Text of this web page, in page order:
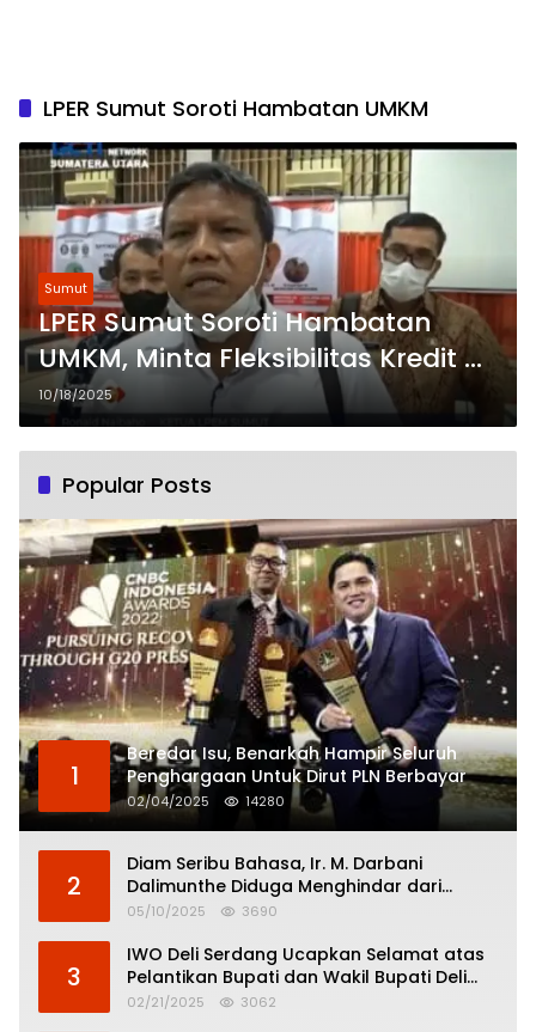
LPER Sumut Soroti Hambatan UMKM
Sumut
LPER Sumut Soroti Hambatan
UMKM, Minta Fleksibilitas Kredit di
Bank HIMBARA
10/18/2025
Popular Posts
1
Beredar Isu, Benarkah Hampir Seluruh
Penghargaan Untuk Dirut PLN Berbayar
02/04/2025 14280
2
Diam Seribu Bahasa, Ir. M. Darbani
Dalimunthe Diduga Menghindar dari
Pertanggungjawaban Politik
05/10/2025 3690
3
IWO Deli Serdang Ucapkan Selamat atas
Pelantikan Bupati dan Wakil Bupati Deli
Serdang
02/21/2025 3062